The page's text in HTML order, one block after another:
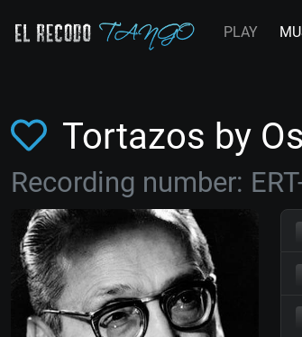
PLAY
Tortazos by
Recording number: